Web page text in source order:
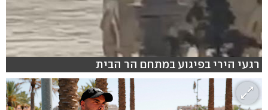
רגעי הירי בפיגוע במתחם הר הבית